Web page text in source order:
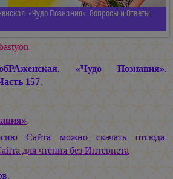
«Чудо Познания». Вопросы и Ответы.
«Чудо Познания».
157.
.
Сайта можно скачать отсюда:
для чтения без Интернета